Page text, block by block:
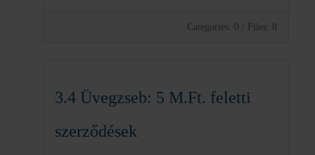
Categories: 0 / Files: 8
3.4 Üvegzseb: 5 M.Ft. feletti
szerződések